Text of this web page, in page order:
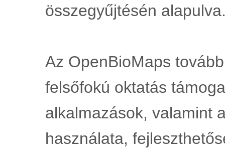
összegyűjtésén
Az OpenBioMaps
felsőfokú oktatás
alkalmazások, valamint
használata,